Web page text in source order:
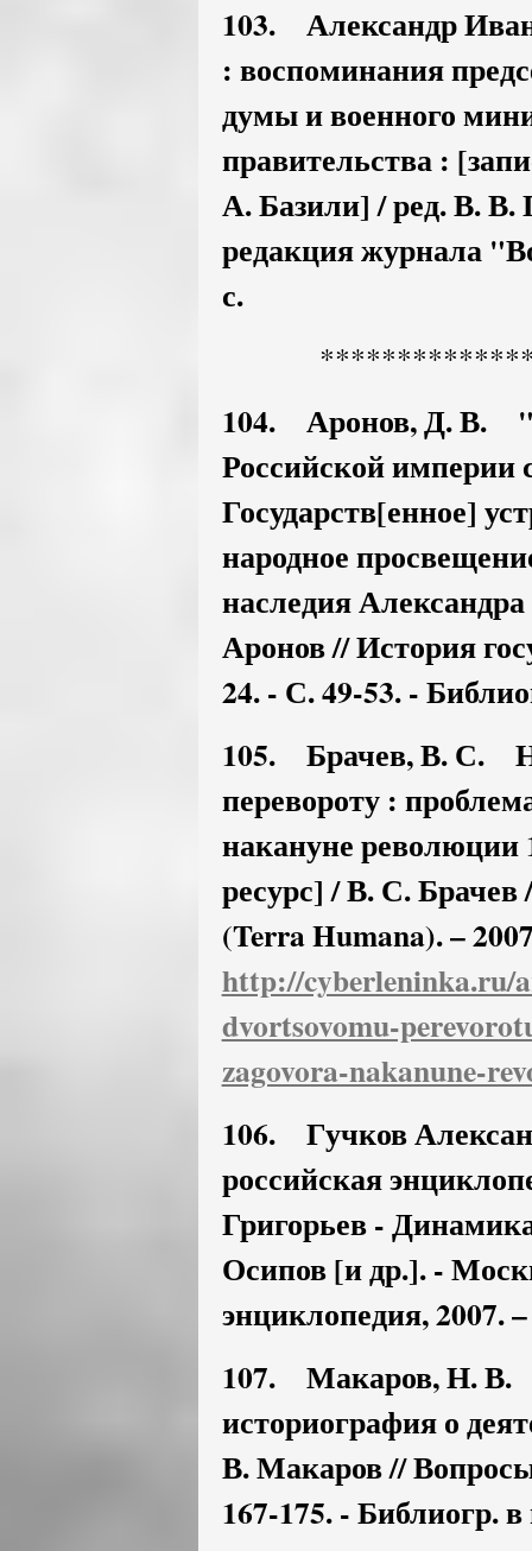
103. Александр
: воспоминания
думы и военного
правительства :
А. Базили] / ред. В.
редакция журнала
с.
104. Аронов, Д. В.
Российской империи
Государств[енное]
народное
наследия
Аронов // История
24. - С. 49-53. -
105. Брачев, В. С.
перевороту :
накануне революции
ресурс] / В. С.
(Terra Humana). –
http://cyberleninka.ru/
dvortsovomu-
zagovora-nakanune-
106. Гучков
российская
Григорьев -
Осипов [и др.]. -
энциклопедия, 2007.
107. Макаров, Н. В.
историография о
В. Макаров //
167-175. - Библиогр.